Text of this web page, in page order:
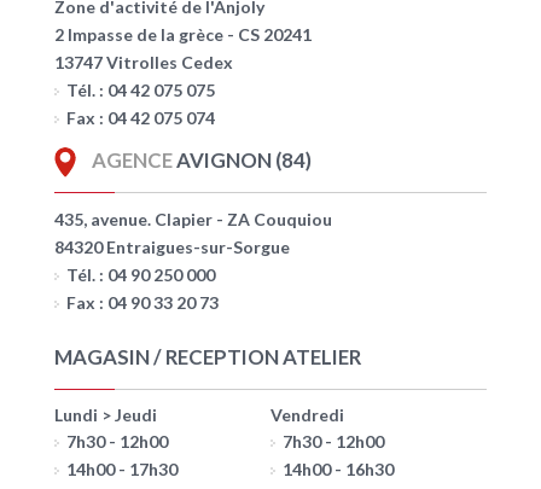
Zone d'activité de l'Anjoly
2 Impasse de la grèce - CS 20241
13747 Vitrolles Cedex
Tél. : 04 42 075 075
Fax : 04 42 075 074
AGENCEAVIGNON (84)
435, avenue. Clapier - ZA Couquiou
84320 Entraigues-sur-Sorgue
Tél. : 04 90 250 000
Fax : 04 90 33 20 73
MAGASIN / RECEPTION ATELIER
Lundi > Jeudi
7h30 - 12h00
14h00 - 17h30
Vendredi
7h30 - 12h00
14h00 - 16h30